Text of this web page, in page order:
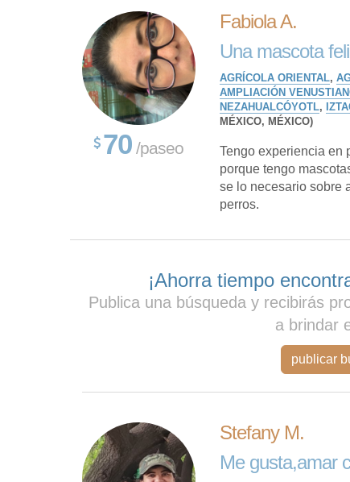
70 /paseo
Fabiola A.
Una mascota
AGRÍCOLA ORIENTAL,
AMPLIACIÓN
NEZAHUALCÓYOTL,
MÉXICO, MÉXICO)
Tengo experiencia en
porque tengo
se lo necesario sobre
perros.
¡Ahorra tiempo
Publica una búsqueda y recibirás
a brindar
publicar
Stefany M.
Me gusta,amar